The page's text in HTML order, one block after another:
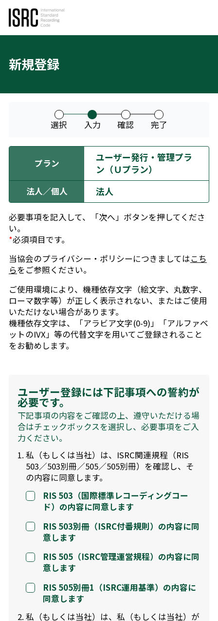
新規登録
選択 入力 確認 完了
プラン
ユーザー発行・管理プラ
ン（Ｕプラン）
法人／個人 法人
必要事項を記入して、「次へ」ボタンを押してくださ
い。
*必須項目です。
当協会のプライバシー・ポリシーにつきましてはこち
らをご参照ください。
ご使用環境により、機種依存文字（絵文字、丸数字、
ローマ数字等）が正しく表示されない、またはご使用
いただけない場合があります。
機種依存文字は、「アラビア文字(0-9)」「アルファベ
ットのIVX」等の代替文字を用いてご登録されること
をお勧めします。
ユーザー登録には下記事項への誓約が
必要です。
下記事項の内容をご確認の上、遵守いただける場
合はチェックボックスを選択し、 必要事項をご入
力ください。
1. 私（もしくは当社）は、ISRC関連規程（RIS
503／503別冊／505／505別冊）を確認し、そ
の内容に同意します。
RIS 503（国際標準レコーディングコー
ド）の内容に同意します
RIS 503別冊（ISRC付番規則）の内容に同
意します
RIS 505（ISRC管理運営規程）の内容に同
意します
RIS 505別冊1（ISRC運用基準）の内容に
同意します
2. 私（もしくは当社）は、私（もしくは当社）が